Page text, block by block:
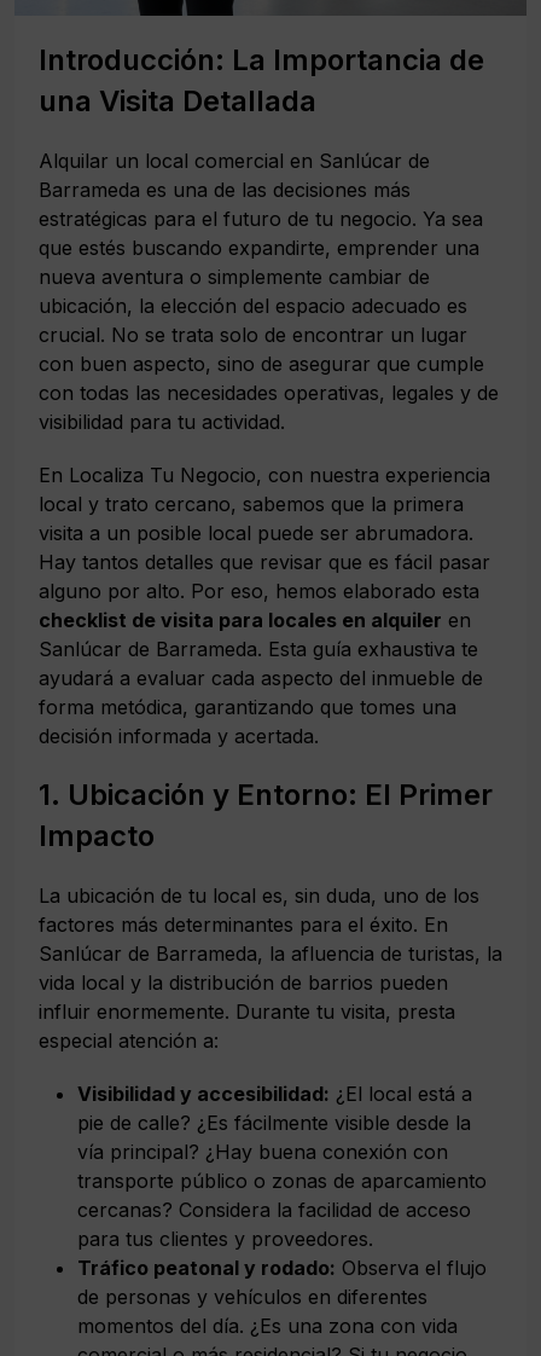
Introducción: La Importancia de
una Visita Detallada
Alquilar un local comercial en Sanlúcar de
Barrameda es una de las decisiones más
estratégicas para el futuro de tu negocio. Ya sea
que estés buscando expandirte, emprender una
nueva aventura o simplemente cambiar de
ubicación, la elección del espacio adecuado es
crucial. No se trata solo de encontrar un lugar
con buen aspecto, sino de asegurar que cumple
con todas las necesidades operativas, legales y de
visibilidad para tu actividad.
En Localiza Tu Negocio, con nuestra experiencia
local y trato cercano, sabemos que la primera
visita a un posible local puede ser abrumadora.
Hay tantos detalles que revisar que es fácil pasar
alguno por alto. Por eso, hemos elaborado esta
checklist de visita para locales en alquiler en
Sanlúcar de Barrameda. Esta guía exhaustiva te
ayudará a evaluar cada aspecto del inmueble de
forma metódica, garantizando que tomes una
decisión informada y acertada.
1. Ubicación y Entorno: El Primer
Impacto
La ubicación de tu local es, sin duda, uno de los
factores más determinantes para el éxito. En
Sanlúcar de Barrameda, la afluencia de turistas, la
vida local y la distribución de barrios pueden
influir enormemente. Durante tu visita, presta
especial atención a:
Visibilidad y accesibilidad: ¿El local está a
pie de calle? ¿Es fácilmente visible desde la
vía principal? ¿Hay buena conexión con
transporte público o zonas de aparcamiento
cercanas? Considera la facilidad de acceso
para tus clientes y proveedores.
Tráfico peatonal y rodado: Observa el flujo
de personas y vehículos en diferentes
momentos del día. ¿Es una zona con vida